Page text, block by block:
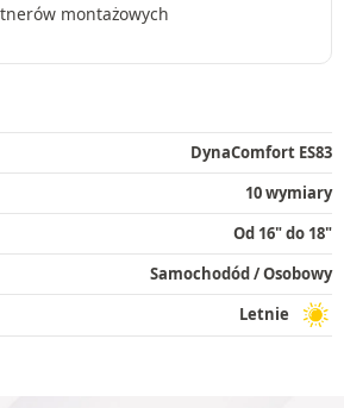
montażowych
DynaComfort ES83
10 wymiary
Od 16" do 18"
Samochodód / Osobowy
Letnie